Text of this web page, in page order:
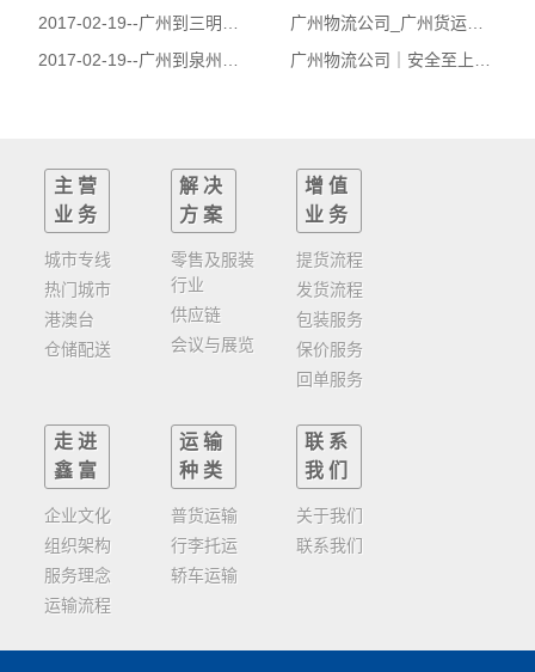
2017-02-19--广州到三明物流公司|广州到三明货运公司
2017-02-19--广州到泉州物流公司|广州到泉州货运公司
广州物流公司_广州货运公司_第三方物流与委托代理
广州物流公司｜安全至上，鑫富用心服务做实事
主营
业务
城市专线
热门城市
港澳台
仓储配送
解决
方案
零售及服装
行业
供应链
会议与展览
增值
业务
提货流程
发货流程
包装服务
保价服务
回单服务
走进
鑫富
企业文化
组织架构
服务理念
运输流程
运输
种类
普货运输
行李托运
轿车运输
联系
我们
关于我们
联系我们